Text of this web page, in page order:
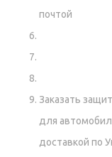
почтой
Заказать
для
доставкой по